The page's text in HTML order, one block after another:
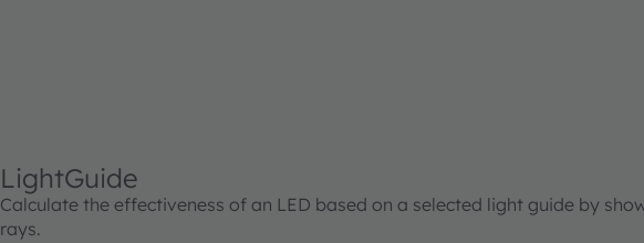
LightGuide
Calculate the effectiveness of an LED based on a selected light guide by
rays.